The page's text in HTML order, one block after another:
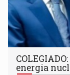
energia